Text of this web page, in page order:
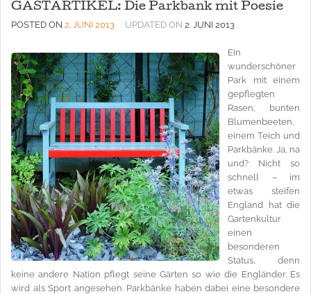
GASTARTIKEL: Die Parkbank mit Poesie
POSTED ON 2. JUNI 2013 UPDATED ON 2. JUNI 2013
Ein
wunderschöner
Park mit einem
gepflegten
Rasen, bunten
Blumenbeeten,
einem Teich und
Parkbänke. Ja, na
und? Nicht so
schnell – im
etwas steifen
England hat die
Gartenkultur
einen
besonderen
Status, denn
keine andere Nation pflegt seine Gärten so wie die Engländer. Es
wird als Sport angesehen. Parkbänke haben dabei eine besondere